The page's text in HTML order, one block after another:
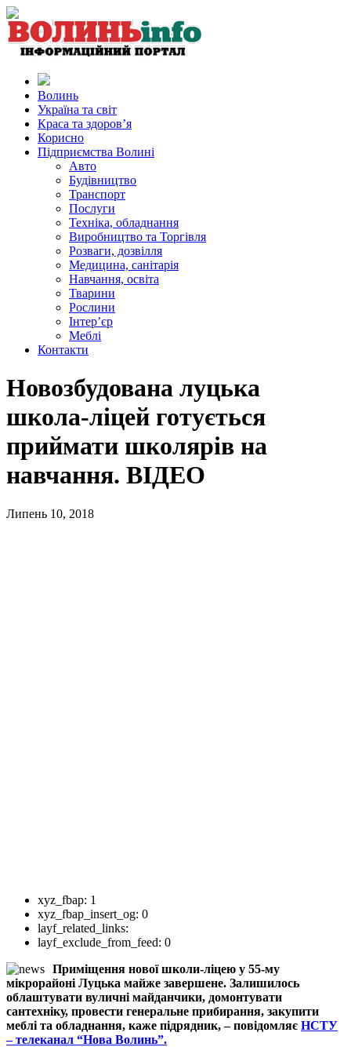
Волинь
Україна та світ
Краса та здоров’я
Корисно
Підприємства Волині
Авто
Будівництво
Транспорт
Послуги
Техніка, обладнання
Виробництво та Торгівля
Розваги, дозвілля
Медицина, санітарія
Навчання, освіта
Тварини
Рослини
Інтер’єр
Меблі
Контакти
Новозбудована луцька
школа-ліцей готується
приймати школярів на
навчання. ВІДЕО
Липень 10, 2018
xyz_fbap: 1
xyz_fbap_insert_og: 0
layf_related_links:
layf_exclude_from_feed: 0
Приміщення нової школи-ліцею у 55-му
мікрорайоні Луцька майже завершене. Залишилось
облаштувати вуличні майданчики, домонтувати
сантехніку, провести генеральне прибирання, закупити
меблі та обладнання, каже підрядник, – повідомляє НСТУ
– телеканал “Нова Волинь”.